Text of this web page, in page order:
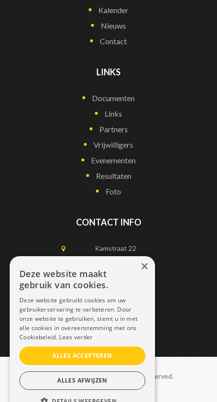
Kalender
Nieuws
Contact
LINKS
Documenten
Links
Partners
Vrijwilligers
Evenementen
Resultaten
Foto
CONTACT INFO
Kamstraat 22
1750 Lennik
0497452898
info@dais.be
Copyright © 2021 Dais. All rights reserved.
Sitemap–GDPR
×
Deze website maakt
gebruik van cookies.
Deze website gebruikt cookies om uw
gebruikerservaring te verbeteren. Door
onze website te gebruiken, stemt u in met
alle cookies in overeenstemming met ons
Cookiebeleid. Lees verder
ALLES ACCEPTEREN
ALLES AFWIJZEN